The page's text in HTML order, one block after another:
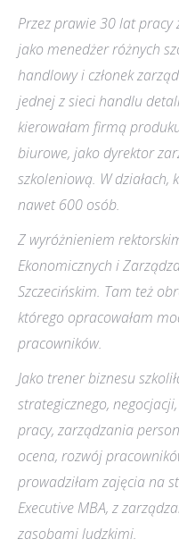
Przez prawie 30 lat pracy
jako menedżer różnych
handlowy i członek
jednej z sieci handlu
kierowałam firmą
biurowe, jako dyrektor
szkoleniową. W działach,
nawet 600 osób.
Z wyróżnieniem
Ekonomicznych i
Szczecińskim. Tam też
którego opracowałam
pracowników.
Jako trener biznesu
strategicznego,
pracy, zarządzania
ocena, rozwój
prowadziłam zajęcia na
Executive MBA, z
zasobami ludzkimi.